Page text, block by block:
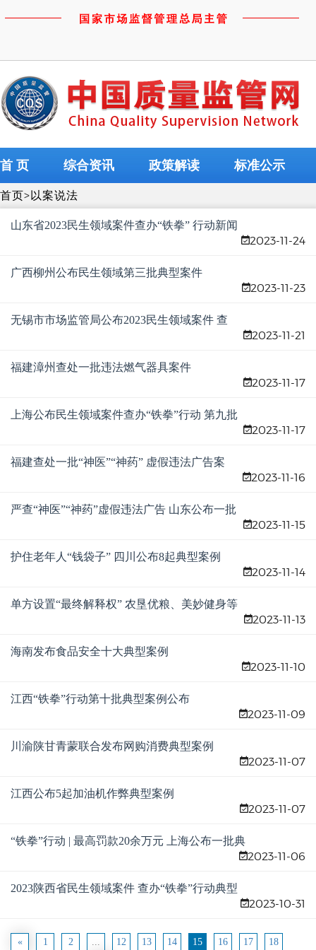
首 页 综合资讯 政策解读 标准公示
首页>以案说法
山东省2023民生领域案件查办“铁拳” 行动新闻
2023-11-24
广西柳州公布民生领域第三批典型案件
2023-11-23
无锡市市场监管局公布2023民生领域案件 查
2023-11-21
福建漳州查处一批违法燃气器具案件
2023-11-17
上海公布民生领域案件查办“铁拳”行动 第九批
2023-11-17
福建查处一批“神医”“神药” 虚假违法广告案
2023-11-16
严查“神医”“神药”虚假违法广告 山东公布一批
2023-11-15
护住老年人“钱袋子” 四川公布8起典型案例
2023-11-14
单方设置“最终解释权” 农垦优粮、美妙健身等
2023-11-13
海南发布食品安全十大典型案例
2023-11-10
江西“铁拳”行动第十批典型案例公布
2023-11-09
川渝陕甘青蒙联合发布网购消费典型案例
2023-11-07
江西公布5起加油机作弊典型案例
2023-11-07
“铁拳”行动 | 最高罚款20余万元 上海公布一批典
2023-11-06
2023陕西省民生领域案件 查办“铁拳”行动典型
2023-10-31
« 1 2 ... 12 13 14 15 16 17 18